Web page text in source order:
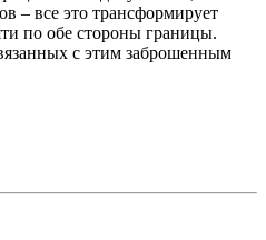
– все это трансформирует
по обе стороны границы.
с этим заброшенным